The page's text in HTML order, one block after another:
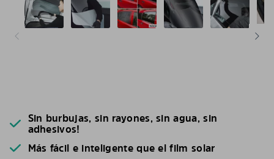
Sin burbujas, sin rayones, sin agua, sin
adhesivos!
Más fácil e inteligente que el film solar